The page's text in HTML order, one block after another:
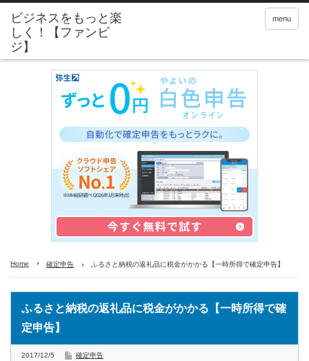
menu
Home 確定申告 ふるさと納税の返礼品に税金がかかる【一時所得で確定申告】
ふるさと納税の返礼品に税金がかかる【一時所得で確
定申告】
2017/12/5 確定申告